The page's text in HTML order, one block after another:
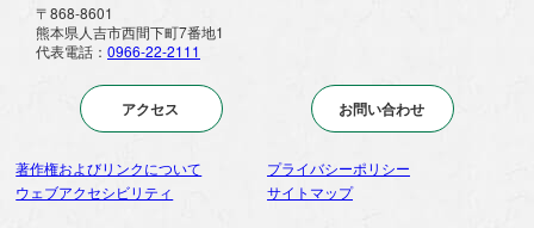
〒868-8601
熊本県人吉市西間下町7番地1
代表電話： 0966-22-2111
アクセス お問い合わせ
著作権およびリンクについて
プライバシーポリシー
ウェブアクセシビリティ
サイトマップ